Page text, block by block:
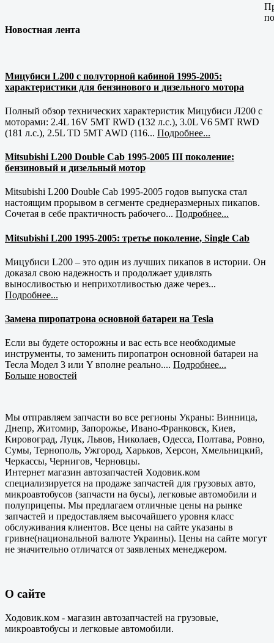
Новостная лента
Мицубиси L200 с полуторной кабиной 1995-2005:
характеристики для бензинового и дизельного мотора
Полный обзор технических характеристик Мицубиси Л200 с
моторами: 2.4L 16V 5MT RWD (132 л.с.), 3.0L V6 5MT RWD
(181 л.с.), 2.5L TD 5MT AWD (116... Подробнее...
Mitsubishi L200 Double Cab 1995-2005 III поколение:
бензиновый и дизельный мотор
Mitsubishi L200 Double Cab 1995-2005 годов выпуска стал
настоящим прорывом в сегменте среднеразмерных пикапов.
Сочетая в себе практичность рабочего... Подробнее...
Mitsubishi L200 1995-2005: третье поколение, Single Cab
Мицубиси L200 – это один из лучших пикапов в истории. Он
доказал свою надежность и продолжает удивлять
выносливостью и неприхотливостью даже через...
Подробнее...
Замена пиропатрона основной батареи на Tesla
Если вы будете осторожны и вас есть все необходимые
инструменты, то заменить пиропатрон основной батареи на
Тесла Модел 3 или Y вполне реально.... Подробнее...
Больше новостей
Мы отправляем запчасти во все регионы Украны: Винница,
Днепр, Житомир, Запорожье, Ивано-Франковск, Киев,
Кировоград, Луцк, Львов, Николаев, Одесса, Полтава, Ровно,
Сумы, Тернополь, Ужгород, Харьков, Херсон, Хмельницкий,
Черкассы, Чернигов, Черновцы.
Интернет магазин автозапчастей Ходовик.ком
специализируется на продаже запчастей для грузовых авто,
микроавтобусов (запчасти на бусы), легковые автомобили и
полуприцепы. Мы предлагаем отличные цены на рынке
запчастей и предоставляем высочайшего уровня класс
обслуживания клиентов. Все цены на сайте указаны в
гривне(национальной валюте Украины). Цены на сайте могут
не значительно отличатся от заявленых менеджером.
О сайте
Ходовик.ком - магазин автозапчастей на грузовые,
микроавтобусы и легковые автомобили.